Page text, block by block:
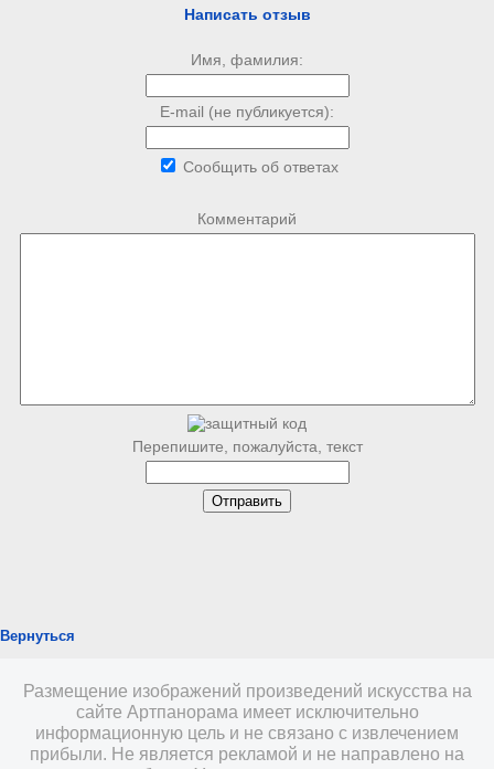
Написать отзыв
Имя, фамилия:
E-mail (не публикуется):
Сообщить об ответах
Комментарий
Перепишите, пожалуйста, текст
Вернуться
Размещение изображений произведений искусства на
сайте Артпанорама имеет исключительно
информационную цель и не связано с извлечением
прибыли. Не является рекламой и не направлено на